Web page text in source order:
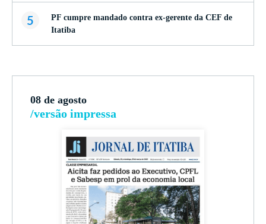
5
PF cumpre mandado contra ex-gerente da CEF de
Itatiba
08 de agosto
/versão impressa